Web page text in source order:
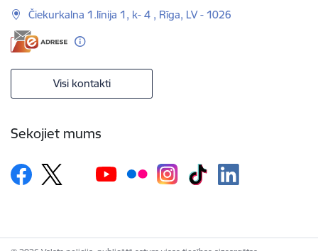
Čiekurkalna 1.līnija 1, k- 4 , Rīga, LV - 1026
Visi kontakti
Sekojiet mums